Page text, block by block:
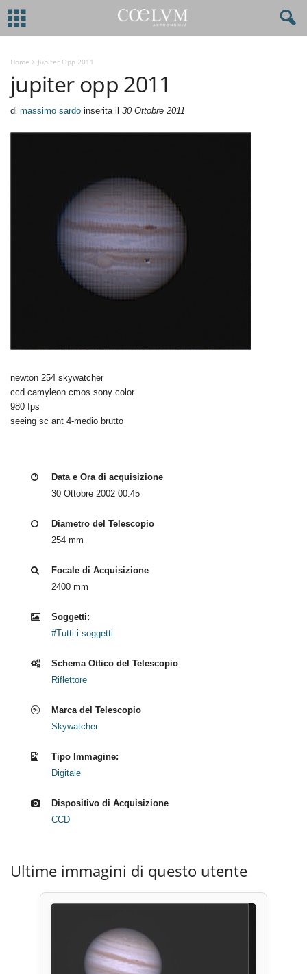
Home > Jupiter Opp 2011
jupiter opp 2011
di massimo sardo inserita il 30 Ottobre 2011
newton 254 skywatcher
ccd camyleon cmos sony color
980 fps
seeing sc ant 4-medio brutto
Data e Ora di acquisizione
30 Ottobre 2002 00:45
Diametro del Telescopio
254 mm
Focale di Acquisizione
2400 mm
Soggetti:
#Tutti i soggetti
Schema Ottico del Telescopio
Riflettore
Marca del Telescopio
Skywatcher
Tipo Immagine:
Digitale
Dispositivo di Acquisizione
CCD
Ultime immagini di questo utente